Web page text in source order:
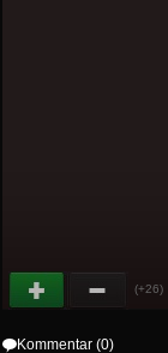
(+26)
Kommentar (0)